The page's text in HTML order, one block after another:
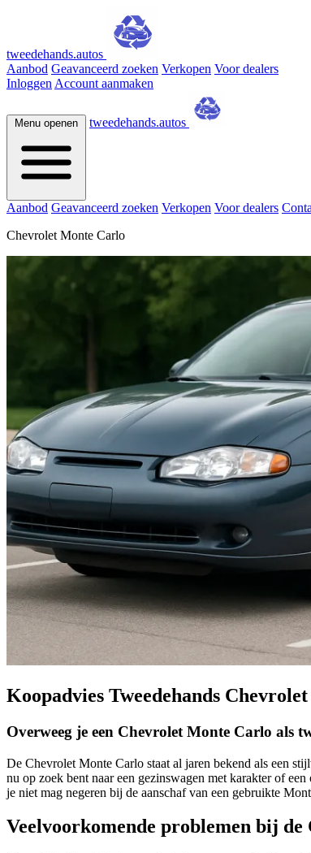
tweedehands.autos
Aanbod Geavanceerd zoeken Verkopen Voor dealers
Inloggen Account aanmaken
Menu openen tweedehands.autos
Aanbod Geavanceerd zoeken Verkopen Voor dealers
Chevrolet Monte Carlo
Koopadvies Tweedehands
Overweeg je een Chevrolet Monte Carlo als
De Chevrolet Monte Carlo staat al jaren bekend als een
nu op zoek bent naar een gezinswagen met karakter of
je niet mag negeren bij de aanschaf van een gebruikte
Veelvoorkomende problemen bij